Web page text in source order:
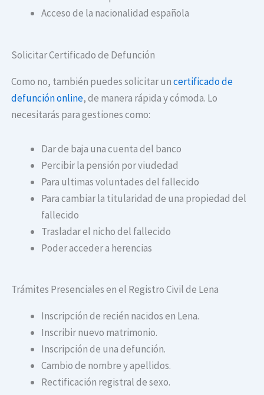
Acceso de la nacionalidad española
Solicitar Certificado de Defunción
Como no, también puedes solicitar uncertificado de
defunción online, de manera rápida y cómoda. Lo
necesitarás para gestiones como:
Dar de baja una cuenta del banco
Percibir la pensión por viudedad
Para ultimas voluntades del fallecido
Para cambiar la titularidad de una propiedad del
fallecido
Trasladar el nicho del fallecido
Poder acceder a herencias
Trámites Presenciales en el Registro Civil de Lena
Inscripción de recién nacidos en Lena.
Inscribir nuevo matrimonio.
Inscripción de una defunción.
Cambio de nombre y apellidos.
Rectificación registral de sexo.